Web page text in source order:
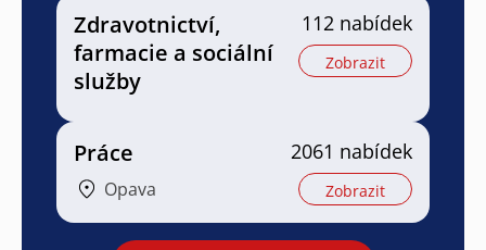
Zdravotnictví,
farmacie a sociální
služby
112 nabídek
Zobrazit
Práce
Opava
2061 nabídek
Zobrazit